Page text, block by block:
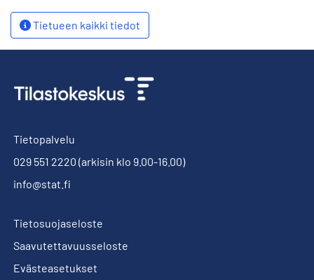
Tietueen kaikki tiedot
Tietopalvelu
029 551 2220 (arkisin klo 9.00-16.00)
info@stat.fi
Tietosuojaseloste
Saavutettavuusseloste
Evästeasetukset